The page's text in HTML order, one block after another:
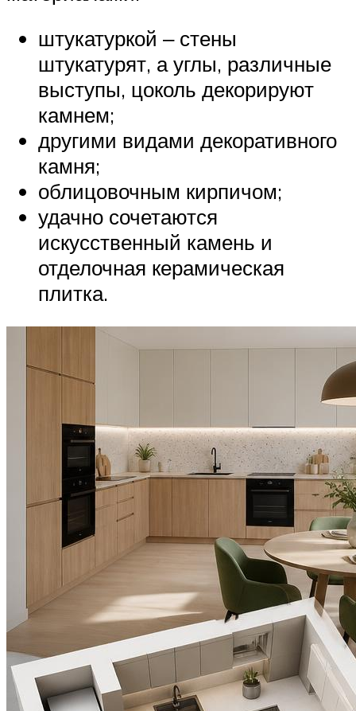
штукатуркой ‒ стены
штукатурят, а углы, различные
выступы, цоколь декорируют
камнем;
другими видами декоративного
камня;
облицовочным кирпичом;
удачно сочетаются
искусственный камень и
отделочная керамическая
плитка.